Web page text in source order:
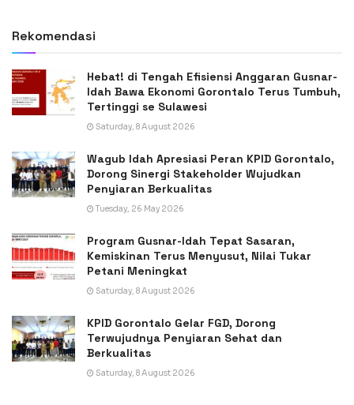
Rekomendasi
Hebat! di Tengah Efisiensi Anggaran Gusnar-
Idah Bawa Ekonomi Gorontalo Terus Tumbuh,
Tertinggi se Sulawesi
Saturday, 8 August 2026
Wagub Idah Apresiasi Peran KPID Gorontalo,
Dorong Sinergi Stakeholder Wujudkan
Penyiaran Berkualitas
Tuesday, 26 May 2026
Program Gusnar-Idah Tepat Sasaran,
Kemiskinan Terus Menyusut, Nilai Tukar
Petani Meningkat
Saturday, 8 August 2026
KPID Gorontalo Gelar FGD, Dorong
Terwujudnya Penyiaran Sehat dan
Berkualitas
Saturday, 8 August 2026